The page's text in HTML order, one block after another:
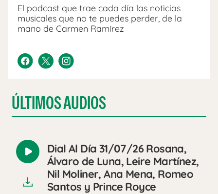
El podcast que trae cada día las noticias
musicales que no te puedes perder, de la
mano de Carmen Ramírez
ÚLTIMOS AUDIOS
Reproducir
audio
Dial Al Día 31/07/26 Rosana,
Álvaro de Luna, Leire Martínez,
Nil Moliner, Ana Mena, Romeo
Santos y Prince Royce